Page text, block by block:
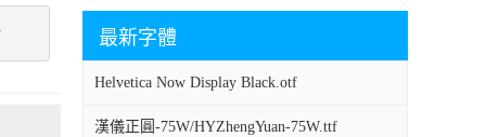
最新字體
Helvetica Now Display Black.otf
漢儀正圓-75W/HYZhengYuan-75W.ttf